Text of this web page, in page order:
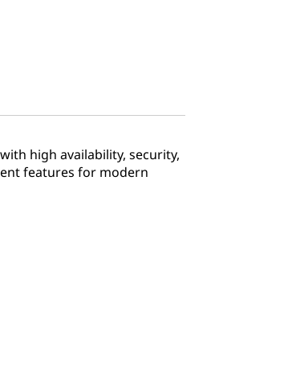
high availability, security,
features for modern